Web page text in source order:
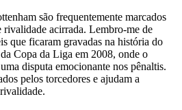
são frequentemente marcados
rivalidade acirrada. Lembro-me de
que ficaram gravadas na história do
Copa da Liga em 2008, onde o
disputa emocionante nos pênaltis.
pelos torcedores e ajudam a